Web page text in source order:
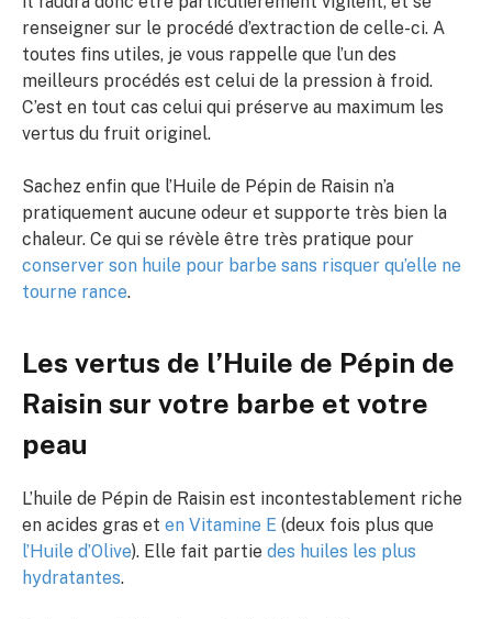
renseigner sur le procédé d’extraction de celle-ci. A
toutes fins utiles, je vous rappelle que l’un des
meilleurs procédés est celui de la pression à froid.
C’est en tout cas celui qui préserve au maximum les
vertus du fruit originel.
Sachez enfin que l’Huile de Pépin de Raisin n’a
pratiquement aucune odeur et supporte très bien la
chaleur. Ce qui se révèle être très pratique pour
conserver son huile pour barbe sans risquer qu’elle ne
tourne rance.
Les vertus de l’Huile de Pépin de
Raisin sur votre barbe et votre
peau
L’huile de Pépin de Raisin est incontestablement riche
en acides gras et en Vitamine E (deux fois plus que
l’Huile d’Olive). Elle fait partie des huiles les plus
hydratantes.